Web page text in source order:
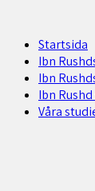
Startsida
Ibn
Ibn
Ibn
Våra